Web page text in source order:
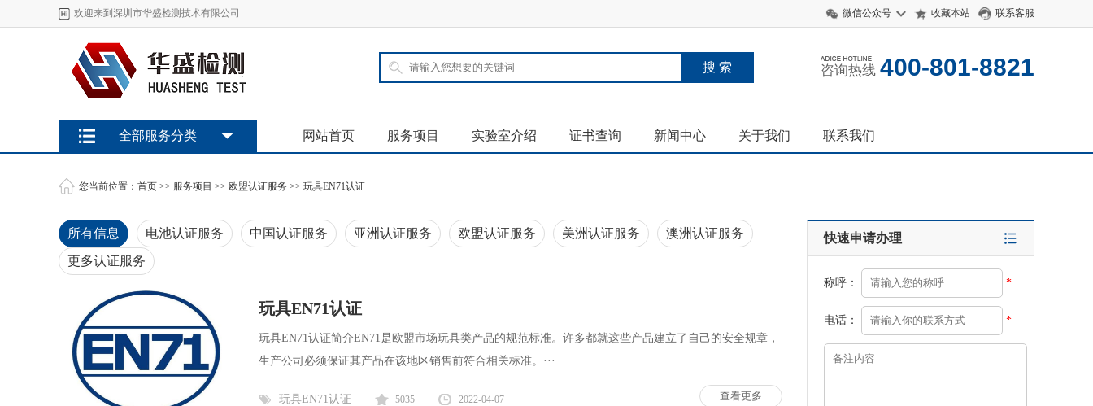
欢迎来到深圳市华盛检测技术有限公司 微信公众号 收藏本站 联系客服
咨询热线 400-801-8821
网站首页 服务项目 实验室介绍 证书查询 新闻中心 关于我们 联系我们
全部服务分类
您当前位置： 首页 >> 服务项目 >> 欧盟认证服务 >> 玩具EN71认证
所有信息 电池认证服务 中国认证服务 亚洲认证服务 欧盟认证服务 美洲认证服务
澳洲认证服务
更多认证服务
玩具EN71认证
玩具EN71认证简介EN71是欧盟市场玩具类产品的规范标准。许多都就这些产品建立了自己的安全规章，
生产公司必须保证其产品在该地区销售前符合相关标准。···
查看更多
玩具EN71认证 5035 2022-04-07
快速申请办理
称呼： *
电话： *